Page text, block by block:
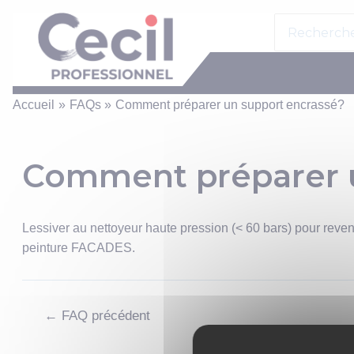
contenu
Search
for:
Accueil FAQs Comment préparer un support encrassé?
Comment préparer
Lessiver au nettoyeur haute pression (< 60 bars) pour
peinture FACADES.
Navigation
← FAQ précédent
Panneau de gestion des cookies